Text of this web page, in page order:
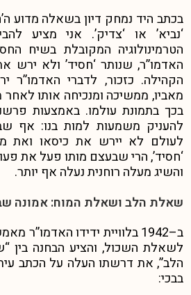
בכתב היד נמחק דיון בשאלה מדוע
‘נביא’ או ‘צדיק’. אני מציע
הטרמינולוגיה המקובלת בשיח
האדמו”ר, שנותר ‘חסיד’ ולא ירש
הקהילה. כזכור, לדברי האדמו”ר
מאביו, ממשיכה ומנכיחה אותו לאחר
בכך בתמונת עולמו. באמצעות
להעניק משמעות למות בנו: אף
לעולם לא יירש את כיסאו ואת
‘חסיד’, הרי שבעצם מותו פעל את
והשיג מעלה רוחנית נעלה אף יותר.
שאלת הלב ושאלת המוח: אמונה
ב–
1942 בלוויית ידידו האדמו”ר
לשאלת השכול, והציע הבחנה בין
הלב”, את דרשתו העלה על הכתב
בבכי: